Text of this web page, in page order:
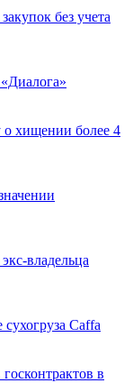
без учета
о хищении более 4
владельца
Caffa
в